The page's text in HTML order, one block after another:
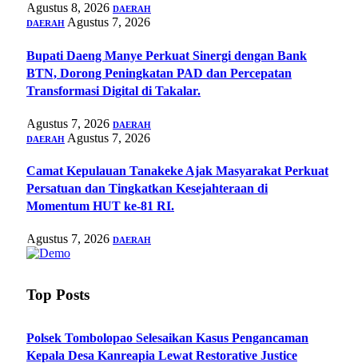
Agustus 8, 2026 DAERAH
DAERAH Agustus 7, 2026
Bupati Daeng Manye Perkuat Sinergi dengan Bank
BTN, Dorong Peningkatan PAD dan Percepatan
Transformasi Digital di Takalar.
Agustus 7, 2026 DAERAH
DAERAH Agustus 7, 2026
Camat Kepulauan Tanakeke Ajak Masyarakat Perkuat
Persatuan dan Tingkatkan Kesejahteraan di
Momentum HUT ke-81 RI.
Agustus 7, 2026 DAERAH
Top Posts
Polsek Tombolopao Selesaikan Kasus Pengancaman
Kepala Desa Kanreapia Lewat Restorative Justice